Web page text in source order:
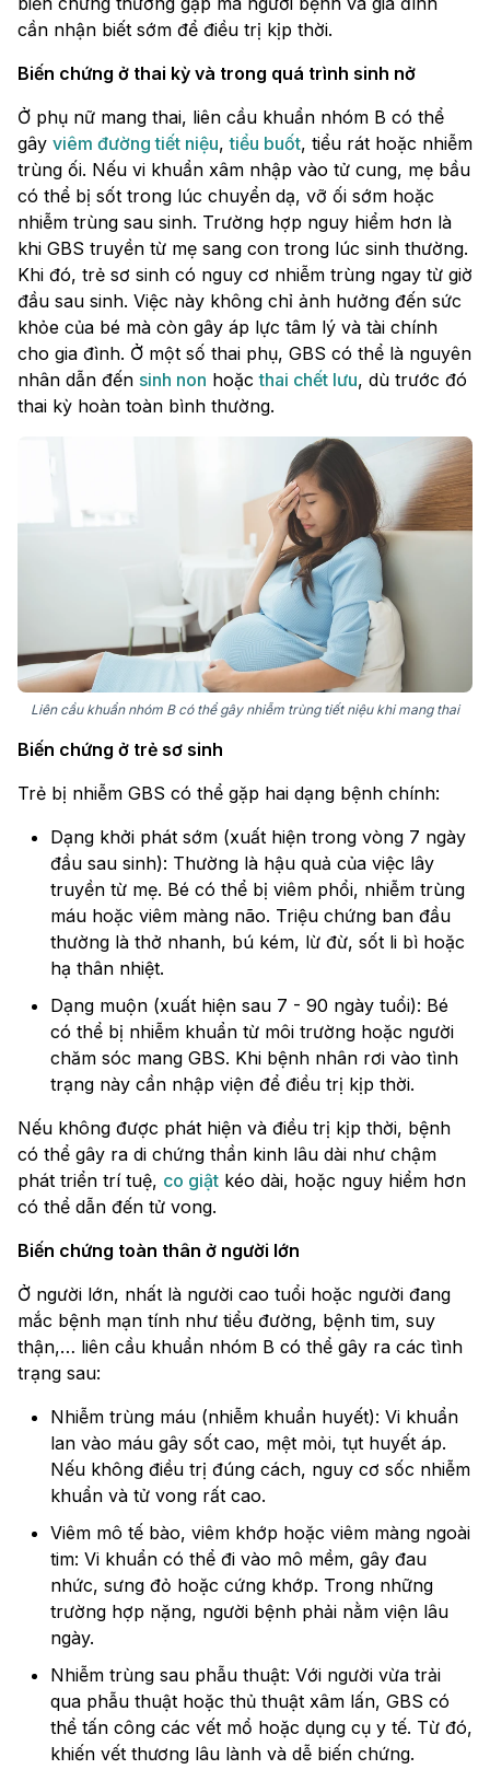
cần nhận biết sớm để điều trị kịp thời.
Biến chứng ở thai kỳ và trong quá trình sinh nở
Ở phụ nữ mang thai, liên cầu khuẩn nhóm B có thể
gây viêm đường tiết niệu,tiểu buốt, tiểu rát hoặc nhiễm
trùng ối. Nếu vi khuẩn xâm nhập vào tử cung, mẹ bầu
có thể bị sốt trong lúc chuyển dạ, vỡ ối sớm hoặc
nhiễm trùng sau sinh. Trường hợp nguy hiểm hơn là
khi GBS truyền từ mẹ sang con trong lúc sinh thường.
Khi đó, trẻ sơ sinh có nguy cơ nhiễm trùng ngay từ giờ
đầu sau sinh. Việc này không chỉ ảnh hưởng đến sức
khỏe của bé mà còn gây áp lực tâm lý và tài chính
cho gia đình. Ở một số thai phụ, GBS có thể là nguyên
nhân dẫn đến sinh non hoặcthai chết lưu, dù trước đó
thai kỳ hoàn toàn bình thường.
Liên cầu khuẩn nhóm B có thể gây nhiễm trùng tiết niệu khi mang thai
Biến chứng ở trẻ sơ sinh
Trẻ bị nhiễm GBS có thể gặp hai dạng bệnh chính:
Dạng khởi phát sớm (xuất hiện trong vòng 7 ngày
đầu sau sinh): Thường là hậu quả của việc lây
truyền từ mẹ. Bé có thể bị viêm phổi, nhiễm trùng
máu hoặc viêm màng não. Triệu chứng ban đầu
thường là thở nhanh, bú kém, lừ đừ, sốt li bì hoặc
hạ thân nhiệt.
Dạng muộn (xuất hiện sau 7 - 90 ngày tuổi): Bé
có thể bị nhiễm khuẩn từ môi trường hoặc người
chăm sóc mang GBS. Khi bệnh nhân rơi vào tình
trạng này cần nhập viện để điều trị kịp thời.
Nếu không được phát hiện và điều trị kịp thời, bệnh
có thể gây ra di chứng thần kinh lâu dài như chậm
phát triển trí tuệ, co giật kéo dài, hoặc nguy hiểm hơn
có thể dẫn đến tử vong.
Biến chứng toàn thân ở người lớn
Ở người lớn, nhất là người cao tuổi hoặc người đang
mắc bệnh mạn tính như tiểu đường, bệnh tim, suy
thận,… liên cầu khuẩn nhóm B có thể gây ra các tình
trạng sau:
Nhiễm trùng máu (nhiễm khuẩn huyết): Vi khuẩn
lan vào máu gây sốt cao, mệt mỏi, tụt huyết áp.
Nếu không điều trị đúng cách, nguy cơ sốc nhiễm
khuẩn và tử vong rất cao.
Viêm mô tế bào, viêm khớp hoặc viêm màng ngoài
tim: Vi khuẩn có thể đi vào mô mềm, gây đau
nhức, sưng đỏ hoặc cứng khớp. Trong những
trường hợp nặng, người bệnh phải nằm viện lâu
ngày.
Nhiễm trùng sau phẫu thuật: Với người vừa trải
qua phẫu thuật hoặc thủ thuật xâm lấn, GBS có
thể tấn công các vết mổ hoặc dụng cụ y tế. Từ đó,
khiến vết thương lâu lành và dễ biến chứng.